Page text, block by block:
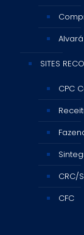
SITES
CPC
CRC/
CFC